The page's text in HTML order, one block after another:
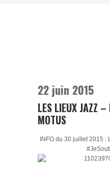
22 juin 2015
LES LIEUX JAZZ
MOTUS
INFO du 30 juillet 2015 :